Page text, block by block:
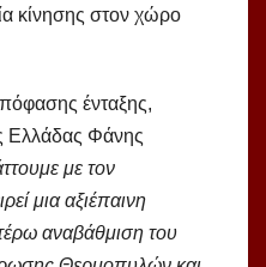
κίνησης στον χώρο
ένταξης,
Ελλάδας Φάνης
με τον
μια αξιέπαινη
αναβάθμιση του